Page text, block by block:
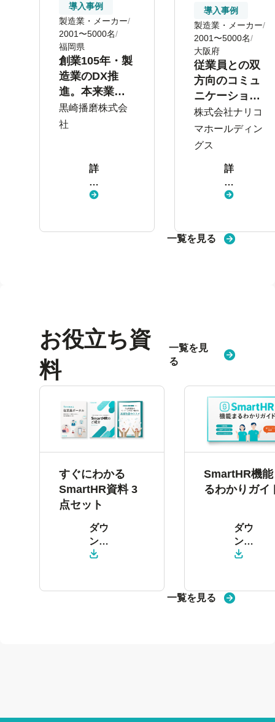
導入事例
製造業・メーカー
2001〜5000名
福岡県
創業105年・製
造業のDX推
進。本来業務
でさらなる成
果を目指せる
黒崎播磨株式会
社
詳
し
く
導入事例
製造業・メーカー
2001〜5000名
大阪府
従業員との双
方向のコミュ
ニケーション
に効果を実
感。段階的な
導入が定着の
株式会社ナリコ
マホールディン
グス
詳
し
く
一覧を見る
お役立ち資
料
一覧を見
る
すぐにわかる
SmartHR資料 3
点セット
ダウ
ン
ロー
SmartHR機
るわかりガイ
ダウ
ン
ロー
一覧を見る